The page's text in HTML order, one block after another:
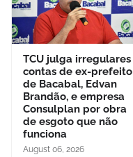
TCU julga irregulares
contas de ex-prefeito
de Bacabal, Edvan
Brandão, e empresa
Consulplan por obra
de esgoto que não
funciona
August 06, 2026